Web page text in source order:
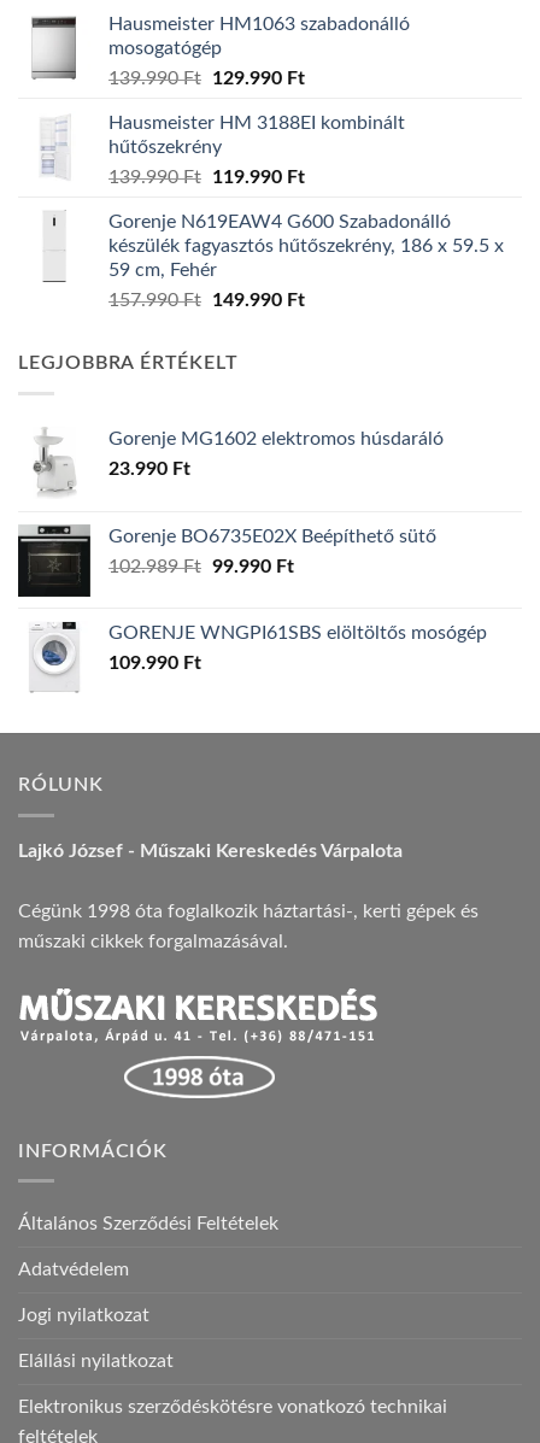
Hausmeister HM1063 szabadonálló
mosogatógép
139.990Ft
Original
was:
139.990 Ft.
129.990 FtCurrent
is:
Hausmeister HM 3188EI kombinált
hűtőszekrény
139.990Ft
Original
was:
139.990 Ft.
119.990 FtCurrent
is:
119.990 Ft.
Gorenje N619EAW4 G600 Szabadonálló
készülék fagyasztós hűtőszekrény, 186 x 59.5 x
59 cm, Fehér
157.990Ft
Original
157.990 Ft.
149.990 FtCurrent
LEGJOBBRA ÉRTÉKELT
Gorenje MG1602 elektromos húsdaráló
23.990 Ft
Gorenje BO6735E02X Beépíthető sütő
102.989Ft Original
102.989 Ft.
99.990 FtCurrent
99.990 Ft.
GORENJE WNGPI61SBS elöltöltős mosógép
109.990 Ft
RÓLUNK
Lajkó József - Műszaki Kereskedés Várpalota
Cégünk 1998 óta foglalkozik háztartási-, kerti gépek és
műszaki cikkek forgalmazásával.
INFORMÁCIÓK
Általános Szerződési Feltételek
Adatvédelem
Jogi nyilatkozat
Elállási nyilatkozat
Elektronikus szerződéskötésre vonatkozó technikai
feltételek